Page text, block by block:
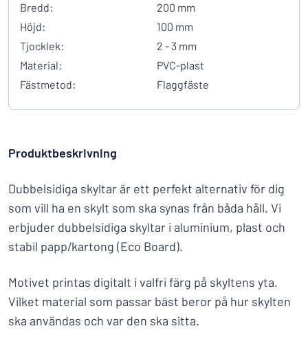
Bredd:
200 mm
Höjd:
100 mm
Tjocklek:
2 - 3 mm
Material:
PVC-plast
Fästmetod:
Flaggfäste
Produktbeskrivning
Dubbelsidiga skyltar är ett perfekt alternativ för dig
som vill ha en skylt som ska synas från båda håll. Vi
erbjuder dubbelsidiga skyltar i aluminium, plast och
stabil papp/kartong (Eco Board).
Motivet printas digitalt i valfri färg på skyltens yta.
Vilket material som passar bäst beror på hur skylten
ska användas och var den ska sitta.